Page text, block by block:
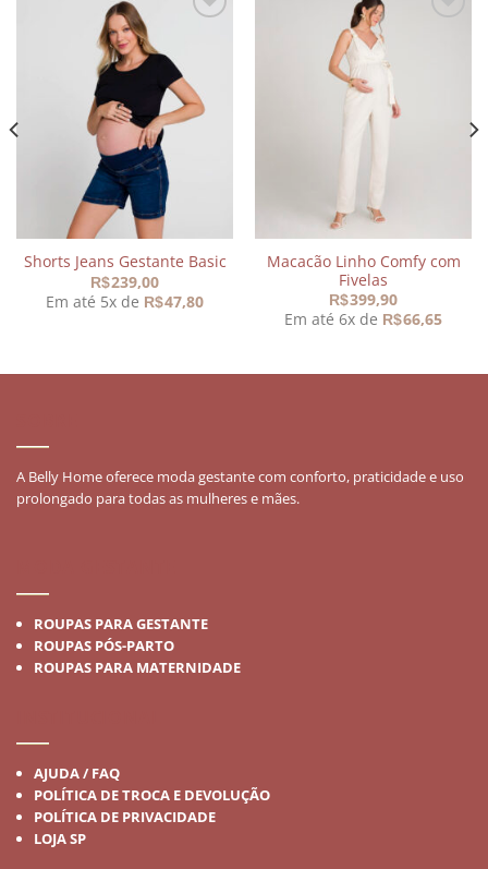
Adicionar
aos
meus
desejos
Shorts Jeans Gestante Basic
R$239,00
Em até 5x de R$47,80
Macacão Linho Comfy com
Fivelas
R$399,90
Em até 6x de R$66,65
A Belly Home oferece moda gestante com conforto, praticidade e uso
prolongado para todas as mulheres e mães.
ROUPAS PARA GESTANTE
ROUPAS PÓS-PARTO
ROUPAS PARA MATERNIDADE
AJUDA / FAQ
POLÍTICA DE TROCA E DEVOLUÇÃO
POLÍTICA DE PRIVACIDADE
LOJA SP